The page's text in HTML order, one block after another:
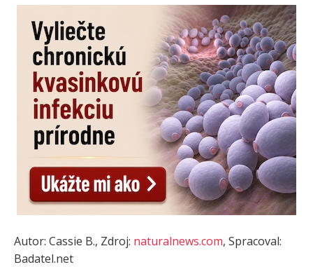
Autor: Cassie B., Zdroj: naturalnews.com, Spracoval:
Badatel.net